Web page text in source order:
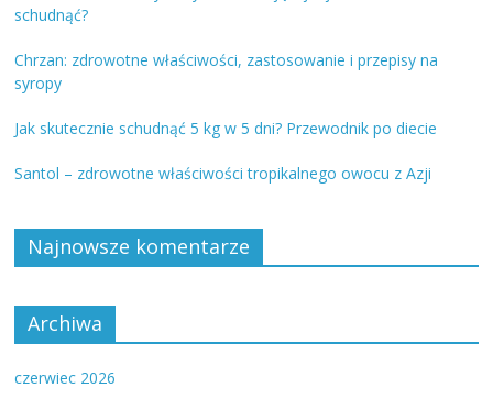
schudnąć?
Chrzan: zdrowotne właściwości, zastosowanie i przepisy na
syropy
Jak skutecznie schudnąć 5 kg w 5 dni? Przewodnik po diecie
Santol – zdrowotne właściwości tropikalnego owocu z Azji
Najnowsze komentarze
Archiwa
czerwiec 2026